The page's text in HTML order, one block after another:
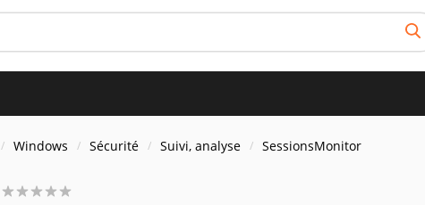
Windows Sécurité Suivi, analyse SessionsMonitor